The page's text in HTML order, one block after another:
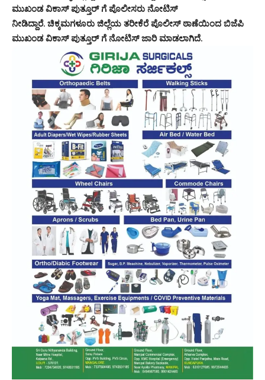
ಮುಖಂಡ ವಿಕಾಸ್ ಪುತ್ತೂರ್ ಗೆ ಪೊಲೀಸರು ನೋಟಿಸ್
ನೀಡಿದ್ದಾರೆ. ಚಿಕ್ಕಮಗಳೂರು ಜಿಲ್ಲೆಯ ತರೀಕೆರೆ ಪೊಲೀಸ್ ಠಾಣೆಯಿಂದ ಬಿಜೆಪಿ
ಮುಖಂಡ ವಿಕಾಸ್ ಪುತ್ತೂರ್ ಗೆ ನೋಟಿಸ್ ಜಾರಿ ಮಾಡಲಾಗಿದೆ.